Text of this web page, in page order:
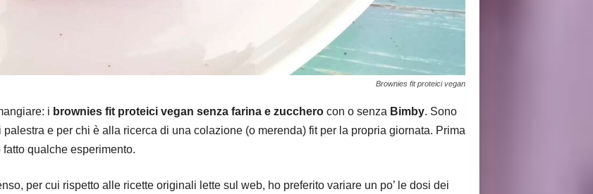
Brownies fit proteici vegan
i brownies fit proteici vegan senza farina e zuccherocon o senza Bimby. Sono
e per chi è alla ricerca di una colazione (o merenda) fit per la propria giornata. Prima
qualche esperimento.
per cui rispetto alle ricette originali lette sul web, ho preferito variare un po’ le dosi dei